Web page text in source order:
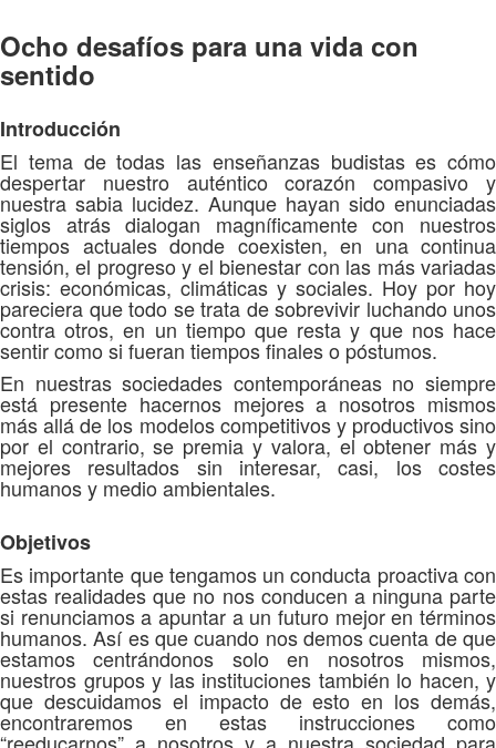
Ocho desafíos para una vida con
sentido
Introducción
El tema de todas las enseñanzas budistas es cómo
despertar nuestro auténtico corazón compasivo y
nuestra sabia lucidez. Aunque hayan sido enunciadas
siglos atrás dialogan magníficamente con nuestros
tiempos actuales donde coexisten, en una continua
tensión, el progreso y el bienestar con las más variadas
crisis: económicas, climáticas y sociales. Hoy por hoy
pareciera que todo se trata de sobrevivir luchando unos
contra otros, en un tiempo que resta y que nos hace
sentir como si fueran tiempos finales o póstumos.
En nuestras sociedades contemporáneas no siempre
está presente hacernos mejores a nosotros mismos
más allá de los modelos competitivos y productivos sino
por el contrario, se premia y valora, el obtener más y
mejores resultados sin interesar, casi, los costes
humanos y medio ambientales.
Objetivos
Es importante que tengamos un conducta proactiva con
estas realidades que no nos conducen a ninguna parte
si renunciamos a apuntar a un futuro mejor en términos
humanos. Así es que cuando nos demos cuenta de que
estamos centrándonos solo en nosotros mismos,
nuestros grupos y las instituciones también lo hacen, y
que descuidamos el impacto de esto en los demás,
encontraremos en estas instrucciones como